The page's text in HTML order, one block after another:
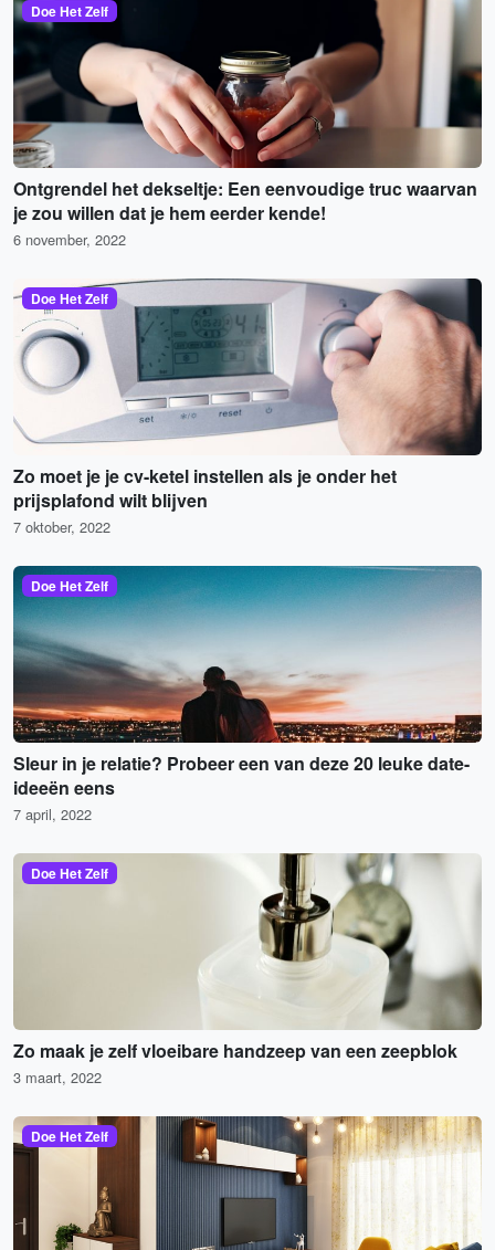
Doe Het Zelf
Ontgrendel het dekseltje: Een eenvoudige truc waarvan
je zou willen dat je hem eerder kende!
6 november, 2022
Doe Het Zelf
Zo moet je je cv-ketel instellen als je onder het
prijsplafond wilt blijven
7 oktober, 2022
Doe Het Zelf
Sleur in je relatie? Probeer een van deze 20 leuke date-
ideeën eens
7 april, 2022
Doe Het Zelf
Zo maak je zelf vloeibare handzeep van een zeepblok
3 maart, 2022
Doe Het Zelf